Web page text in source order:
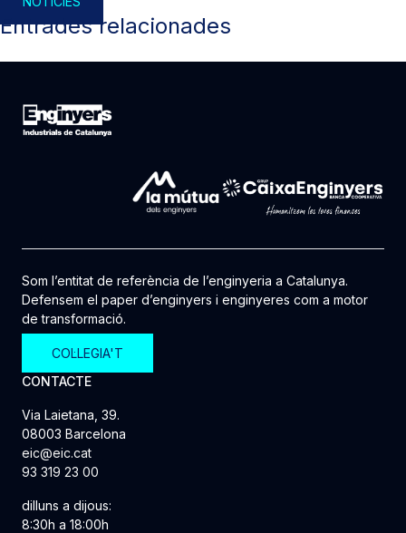
Entrades relacionades
Som l’entitat de referència de l’enginyeria a Catalunya.
Defensem el paper d’enginyers i enginyeres com a motor
de transformació.
COL·LEGIA'T
CONTACTE
Via Laietana, 39.
08003 Barcelona
eic@eic.cat
93 319 23 00
dilluns a dijous:
8:30h a 18:00h